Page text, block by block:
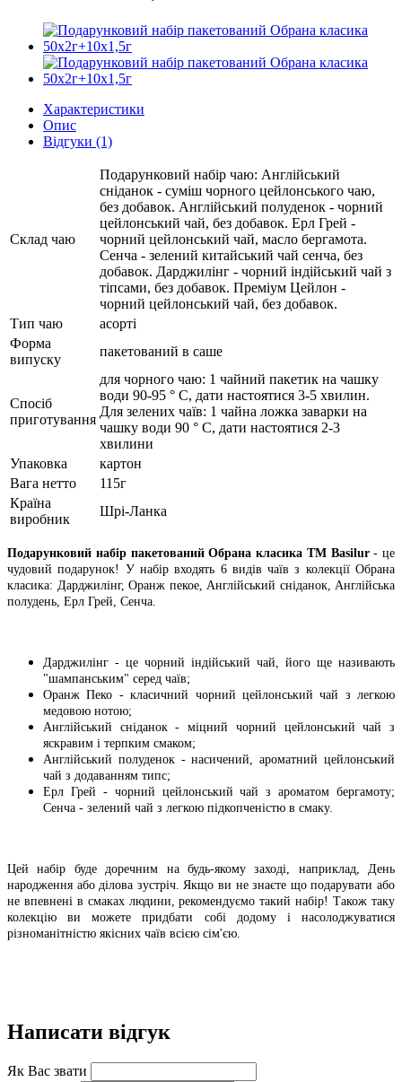
Характеристики
Опис
Відгуки (1)
Склад чаю
Подарунковий набір чаю: Англійський
сніданок - cуміш чорного цейлонського чаю,
без добавок. Англійський полуденок - чорний
цейлонський чай, без добавок. Ерл Грей -
чорний цейлонський чай, масло бергамота.
Сенча - зелений китайський чай сенча, без
добавок. Дарджилінг - чорний індійський чай з
тіпсами, без добавок. Преміум Цейлон -
чорний цейлонський чай, без добавок.
Тип чаю
асорті
Форма
випуску
пакетований в саше
Спосіб
приготування
для чорного чаю: 1 чайний пакетик на чашку
води 90-95 ° C, дати настоятися 3-5 хвилин.
Для зелених чаїв: 1 чайна ложка заварки на
чашку води 90 ° C, дати настоятися 2-3
хвилини
Упаковка
картон
Вага нетто
115г
Країна
виробник
Шрі-Ланка
Подарунковий набір пакетований Обрана класика TM Basilur- це
чудовий подарунок! У набір входять 6 видів чаїв з колекції Обрана
класика: Дарджилінг, Оранж пекое, Англійський сніданок, Англійська
полудень, Ерл Грей, Сенча.
Дарджилінг - це чорний індійський чай, його ще називають
"шампанським" серед чаїв;
Оранж Пеко - класичний чорний цейлонський чай з легкою
медовою нотою;
Англійський сніданок - міцний чорний цейлонський чай з
яскравим і терпким смаком;
Англійський полуденок - насичений, ароматний цейлонський
чай з додаванням типс;
Ерл Грей - чорний цейлонський чай з ароматом бергамоту;
Сенча - зелений чай з легкою підкопченістю в смаку.
Цей набір буде доречним на будь-якому заході, наприклад, День
народження або ділова зустріч. Якщо ви не знаєте що подарувати або
не впевнені в смаках людини, рекомендуємо такий набір! Також таку
колекцію ви можете придбати собі додому і насолоджуватися
різноманітністю якісних чаїв всією сім'єю.
Написати відгук
Як Вас звати